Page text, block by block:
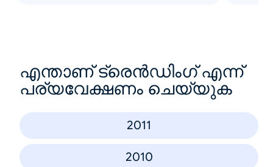
എന്താണ് ട്രെൻഡിംഗ് എന്ന്
പര്യവേക്ഷണം ചെയ്യുക
2011
2010